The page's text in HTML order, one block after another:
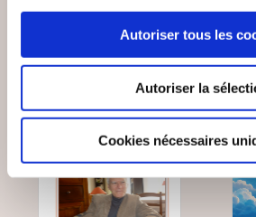
Autoriser tous les
Autoriser la
Cookies nécessaires